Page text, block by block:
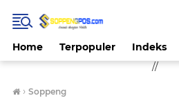
Home Terpopuler Indeks
//
› Soppeng